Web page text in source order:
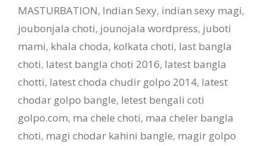
MASTURBATION, Indian Sexy, indian sexy magi,
joubonjala choti, jounojala wordpress, juboti
mami, khala choda, kolkata choti, last bangla
choti, latest bangla choti 2016, latest bangla
chotti, latest choda chudir golpo 2014, latest
chodar golpo bangle, letest bengali coti
golpo.com, ma chele choti, maa cheler bangla
choti, magi chodar kahini bangle, magir golpo